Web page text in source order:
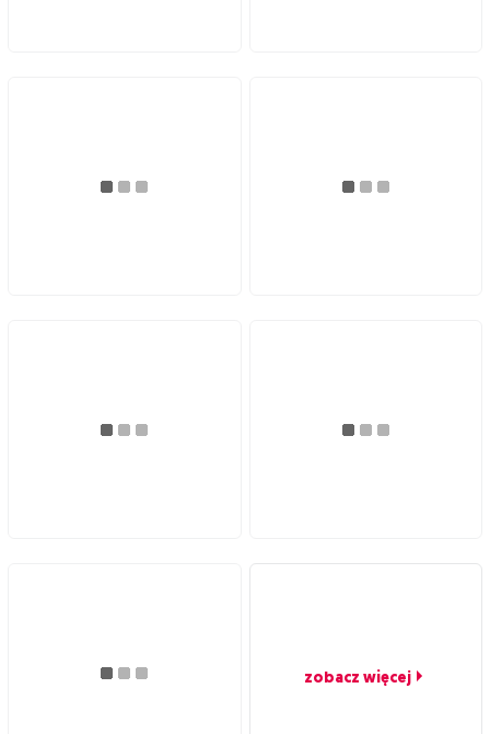
zobacz więcej